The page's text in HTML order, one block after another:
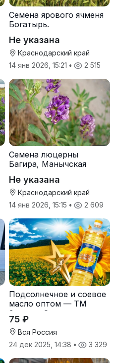
Семена ярового ячменя
Богатырь.
Не указана
Краснодарский край
14 янв 2026, 15:21 • 2 515
Семена люцерны
Багира, Манычская
Не указана
Краснодарский край
14 янв 2026, 15:15 • 2 609
Подсолнечное и соевое
масло оптом — ТМ
Золотая Семечка
75 ₽
Вся Россия
24 дек 2025, 14:38 • 3 329